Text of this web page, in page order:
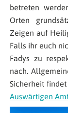
betreten
Orten
Zeigen auf
Falls ihr euch
Fadys zu
nach.
Sicherheit
Auswärtigen